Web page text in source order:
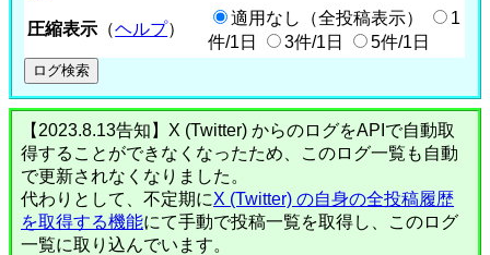
圧縮表示 （ヘルプ）
適用なし（全投稿表示）
1
件/1日
3件/1日 5件/1日
【2023.8.13告知】X (Twitter) からのログをAPIで自動取
得することができなくなったため、このログ一覧も自動
で更新されなくなりました。
代わりとして、不定期にX (Twitter) の自身の全投稿履歴
を取得する機能にて手動で投稿一覧を取得し、このログ
一覧に取り込んでいます。